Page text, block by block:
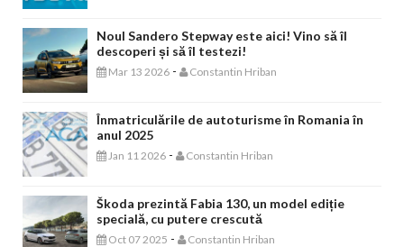
Noul Sandero Stepway este aici! Vino să îl
descoperi și să îl testezi!
Mar 13 2026 - Constantin Hriban
Înmatriculările de autoturisme în Romania în
anul 2025
Jan 11 2026 - Constantin Hriban
Škoda prezintă Fabia 130, un model ediție
specială, cu putere crescută
Oct 07 2025 - Constantin Hriban